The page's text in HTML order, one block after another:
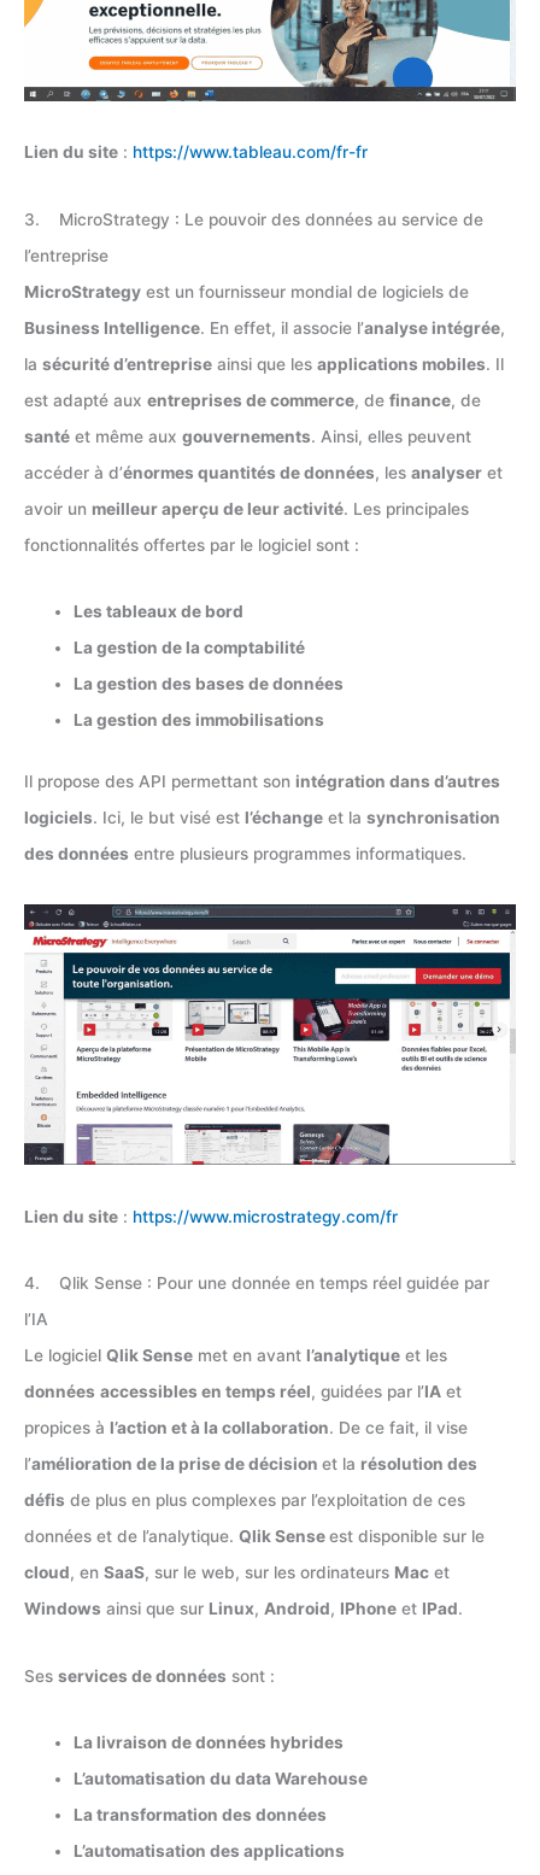
Lien du site : https://www.tableau.com/fr-fr
3. MicroStrategy : Le pouvoir des données au service de
l’entreprise
MicroStrategy est un fournisseur mondial de logiciels de
Business Intelligence. En effet, il associe l’analyse intégrée,
la sécurité d’entreprise ainsi que les applications mobiles. Il
est adapté aux entreprises de commerce, de finance, de
santé et même aux gouvernements. Ainsi, elles peuvent
accéder à d’énormes quantités de données, les analyser et
avoir un meilleur aperçu de leur activité. Les principales
fonctionnalités offertes par le logiciel sont :
Les tableaux de bord
La gestion de la comptabilité
La gestion des bases de données
La gestion des immobilisations
Il propose des API permettant son intégration dans d’autres
logiciels. Ici, le but visé est l’échange et la synchronisation
des données entre plusieurs programmes informatiques.
Lien du site : https://www.microstrategy.com/fr
4. Qlik Sense : Pour une donnée en temps réel guidée par
l’IA
Le logiciel Qlik Sense met en avant l’analytique et les
données accessibles en temps réel, guidées par l’IA et
propices à l’action et à la collaboration. De ce fait, il vise
l’amélioration de la prise de décision et la résolution des
défis de plus en plus complexes par l’exploitation de ces
données et de l’analytique. Qlik Senseest disponible sur le
cloud, en SaaS, sur le web, sur les ordinateurs Mac et
Windows ainsi que sur Linux, Android, IPhone et IPad.
Ses services de données sont :
La livraison de données hybrides
L’automatisation du data Warehouse
La transformation des données
L’automatisation des applications